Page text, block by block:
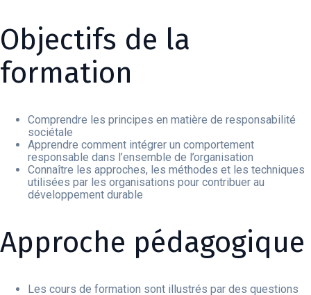
Objectifs de la
formation
Comprendre les principes en matière de responsabilité
sociétale
Apprendre comment intégrer un comportement
responsable dans l’ensemble de l’organisation
Connaître les approches, les méthodes et les techniques
utilisées par les organisations pour contribuer au
développement durable
Approche pédagogique
Les cours de formation sont illustrés par des questions